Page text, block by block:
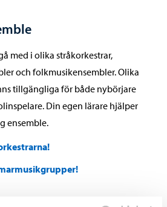
med i olika stråkorkestrar,
och folkmusikensembler. Olika
tillgängliga för både nybörjare
Din egen lärare hjälper
ensemble.